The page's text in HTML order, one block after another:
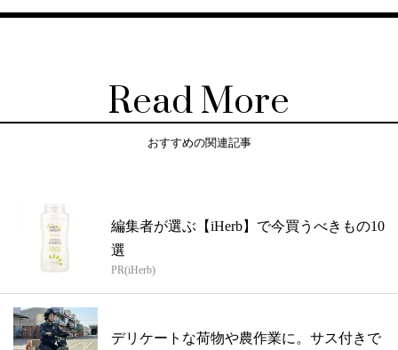
Read More
おすすめの関連記事
編集者が選ぶ【iHerb】で今買うべきもの10
選
PR(iHerb)
デリケートな荷物や農作業に。サス付きで